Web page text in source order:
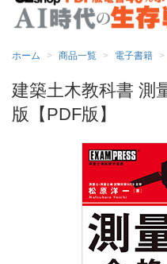
ホーム 商品一覧 電子書籍
建築土木教科書 測
版【PDF版】